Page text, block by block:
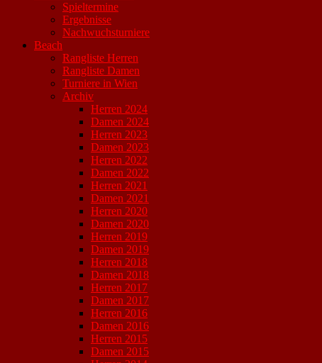
Spieltermine
Ergebnisse
Nachwuchsturniere
Beach
Rangliste Herren
Rangliste Damen
Turniere in Wien
Archiv
Herren 2024
Damen 2024
Herren 2023
Damen 2023
Herren 2022
Damen 2022
Herren 2021
Damen 2021
Herren 2020
Damen 2020
Herren 2019
Damen 2019
Herren 2018
Damen 2018
Herren 2017
Damen 2017
Herren 2016
Damen 2016
Herren 2015
Damen 2015